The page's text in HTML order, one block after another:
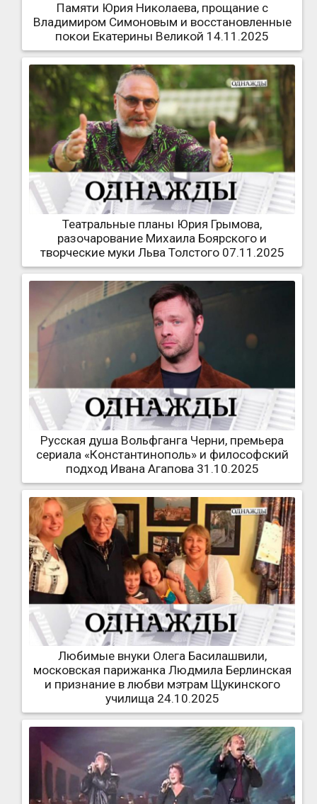
Памяти Юрия Николаева, прощание с
Владимиром Симоновым и восстановленные
покои Екатерины Великой 14.11.2025
Театральные планы Юрия Грымова,
разочарование Михаила Боярского и
творческие муки Льва Толстого 07.11.2025
Русская душа Вольфганга Черни, премьера
сериала «Константинополь» и философский
подход Ивана Агапова 31.10.2025
Любимые внуки Олега Басилашвили,
московская парижанка Людмила Берлинская
и признание в любви мэтрам Щукинского
училища 24.10.2025